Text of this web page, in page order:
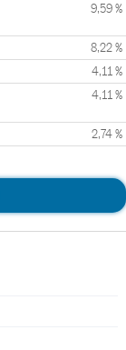
9,59 %
8,22 %
4,11 %
4,11 %
2,74 %